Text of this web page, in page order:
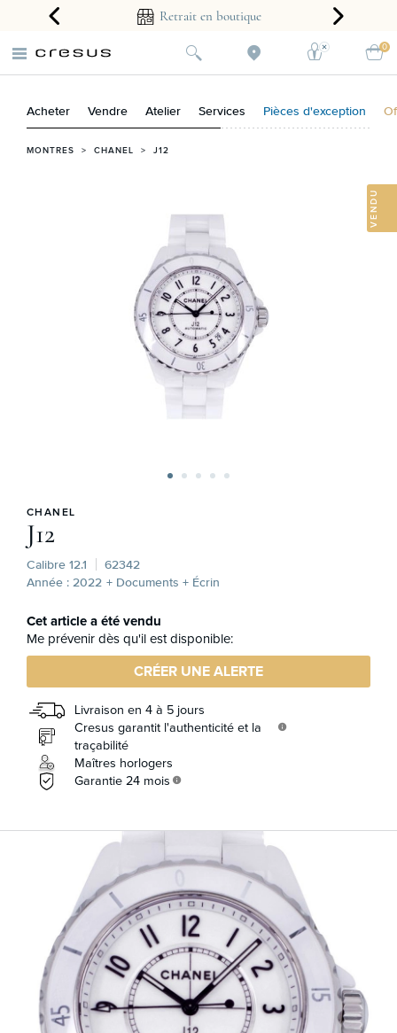
2 ans Retrait en boutique
0
Acheter Vendre Atelier Services Pièces d'exception
MONTRES > CHANEL > J12
VENDU
CHANEL
J12
Calibre 12.1
62342
Année : 2022 + Documents + Écrin
Cet article a été vendu
Me prévenir dès qu'il est disponible:
CRÉER UNE ALERTE
Livraison en 4 à 5 jours
Cresus garantit l'authenticité et la
traçabilité
info
Maîtres horlogers
Garantie 24 mois info